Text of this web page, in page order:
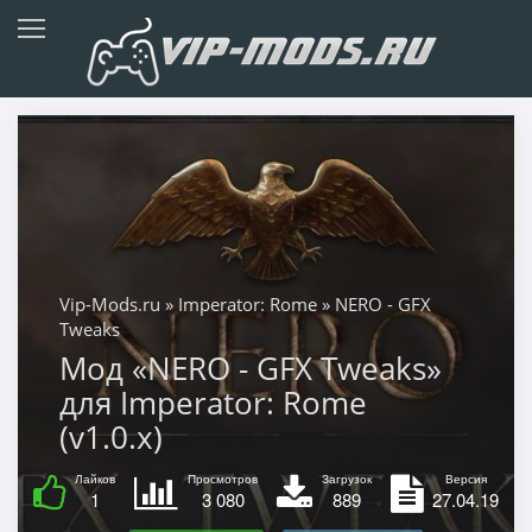
Vip-Mods.ru » Imperator: Rome» NERO - GFX
Tweaks
Мод «NERO - GFX Tweaks»
для Imperator: Rome
(v1.0.x)
Лайков
1
Просмотров
3 080
Загрузок
889
Версия
27.04.19